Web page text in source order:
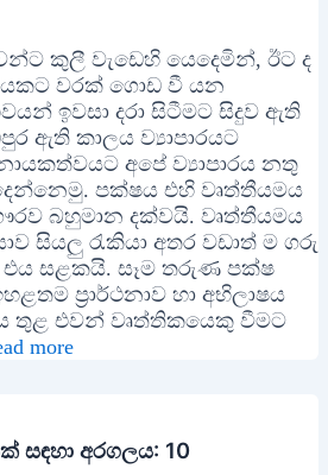
කුලී වැඩෙහි යෙදෙමින්, ඊට ද
වරක් ගොඩ වී යන
ඉවසා දරා සිටීමට සිදුව ඇති
ඇති කාලය ව්‍යාපාරයට
අපේ ව්‍යාපාරය නතු
පක්ෂය එහි වෘත්තීයමය
බහුමාන දක්වයි. වෘත්තීයමය
සියලු රැකියා අතර වඩාත් ම ගරු
සළකයි. සෑම තරුණ පක්ෂ
ප්‍රාර්ථනාව හා අභිලාෂය
තුළ එවන් වෘත්තිකයෙකු වීමට
more
අරගලය: 10